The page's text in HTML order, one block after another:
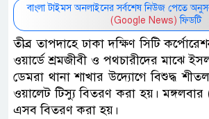
বাংলা টাইমস অনলাইনের সর্বশেষ নিউজ পেতে
(Google News) ফিডটি
তীব্র তাপদাহে ঢাকা দক্ষিণ সিটি
ওয়ার্ডে শ্রমজীবী ও পথচারীদের মাঝে
ডেমরা থানা শাখার উদ্যোগে বিশুদ্ধ
ওয়ালেট টিস্যু বিতরণ করা হয়।
এসব বিতরণ করা হয়।